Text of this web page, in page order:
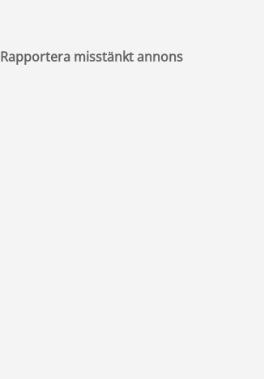
Rapportera misstänkt annons